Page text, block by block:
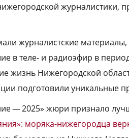
журналистики,
журналистские
в теле- и радиоэфир в
жизнь Нижегородской
подготовили уникальные
— 2025» жюри признало
моряка-нижегородца